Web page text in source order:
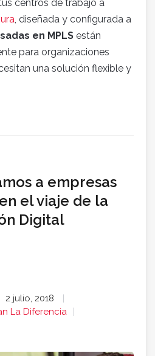
centros de trabajo a
, diseñada y configurada a
en MPLS están
para organizaciones
una solución flexible y
a empresas
el viaje de la
Digital
2 julio, 2018
La Diferencia